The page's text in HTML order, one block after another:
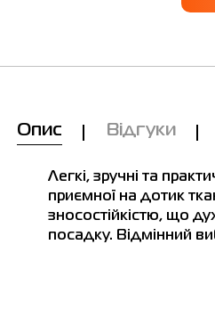
Опис Відгуки
Легкі, зручні та
приємної на дотик
зносостійкістю, що
посадку. Відмінний